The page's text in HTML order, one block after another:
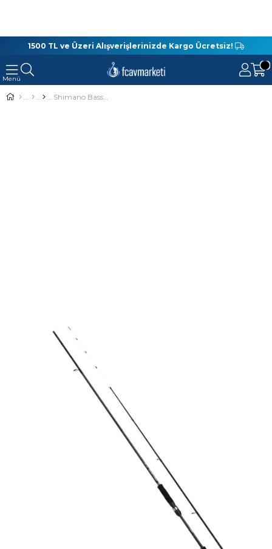
1500 TL ve Üzeri Alışverişlerinizde Kargo Ücretsiz!
Shimano Bassterra A LRF 218 Cm 1-11 Gr Lrf Kamışı